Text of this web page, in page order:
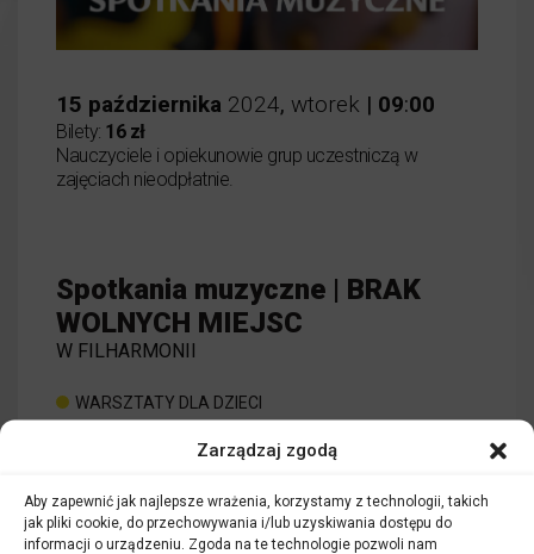
Zarządzaj zgodą
Aby zapewnić jak najlepsze wrażenia, korzystamy z technologii, takich
jak pliki cookie, do przechowywania i/lub uzyskiwania dostępu do
informacji o urządzeniu. Zgoda na te technologie pozwoli nam
15 października 2024, wtorek | 09:00
Bilety: 16 zł
Nauczyciele i opiekunowie grup uczestniczą w
zajęciach nieodpłatnie.
Spotkania muzyczne | BRAK
WOLNYCH MIEJSC
W FILHARMONII
WARSZTATY DLA DZIECI
Spotkania